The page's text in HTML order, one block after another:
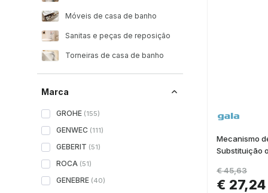
Móveis de casa de banho
Sanitas e peças de reposição
Torneiras de casa de banho
Marca
GROHE (155)
GENWEC (111)
GEBERIT (51)
ROCA (51)
GENEBRE (40)
Mecanismo
Substituição
€ 27,24
€ 45,63